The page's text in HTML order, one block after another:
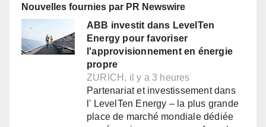
Nouvelles fournies par PR Newswire
ABB investit dans LevelTen
Energy pour favoriser
l'approvisionnement en énergie
propre
ZURICH, il y a 3 heures
Partenariat et investissement dans
l' LevelTen Energy – la plus grande
place de marché mondiale dédiée